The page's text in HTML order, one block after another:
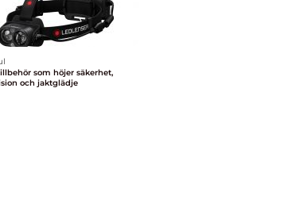
som höjer säkerhet,
och jaktglädje